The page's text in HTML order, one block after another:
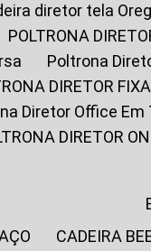
diretor tela
POLTRONA
Poltrona
DIRETOR
Diretor Office Em
DIRETOR
CADEIRA